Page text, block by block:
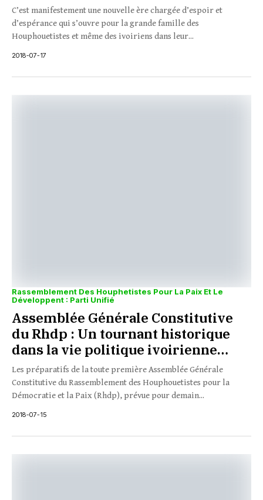
C’est manifestement une nouvelle ère chargée d’espoir et
d’espérance qui s’ouvre pour la grande famille des
Houphouetistes et même des ivoiriens dans leur...
2018-07-17
Rassemblement Des Houphetistes Pour La Paix Et Le
Développent : Parti Unifié
Assemblée Générale Constitutive
du Rhdp : Un tournant historique
dans la vie politique ivoirienne…
Les préparatifs de la toute première Assemblée Générale
Constitutive du Rassemblement des Houphouetistes pour la
Démocratie et la Paix (Rhdp), prévue pour demain...
2018-07-15